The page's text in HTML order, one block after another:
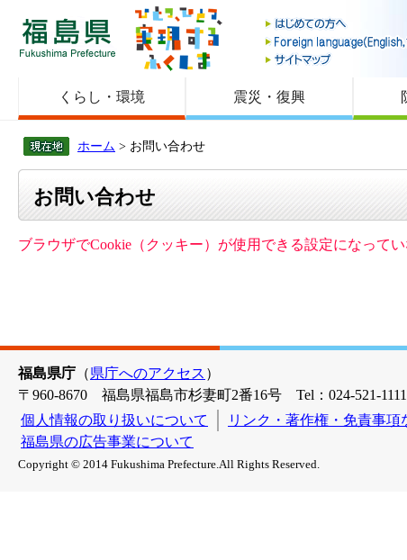
福島県
くらし・環境 震災・復興
ホーム > お問い合わせ
お問い合わせ
ブラウザでCookie（クッキー）が使用できる設定になって
福島県庁 （県庁へのアクセス ）
〒960-8670 福島県福島市杉妻町2番16号 Tel：024-521-
個人情報の取り扱いについて
リンク・著作権・免責事項
福島県の広告事業について
Copyright © 2014 Fukushima Prefecture.All Rights Reserved.